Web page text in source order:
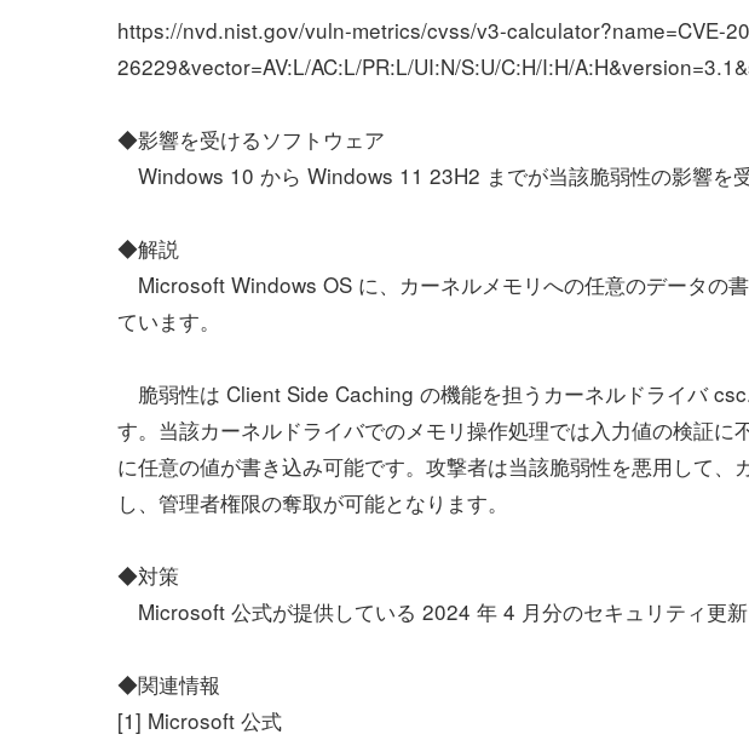
https://nvd.nist.gov/vuln-metrics/cvss/v3-calculator?name=CVE-
26229&vector=AV:L/AC:L/PR:L/UI:N/S:U/C:H/I:H/
◆影響を受けるソフトウェア
Windows 10 から Windows 11 23H2 までが当該脆弱性の影響を
◆解説
Microsoft Windows OS に、カーネルメモリへの任意のデータの
ています。
脆弱性は Client Side Caching の機能を担うカーネルドライバ
す。当該カーネルドライバでのメモリ操作処理では入力値の検証に
に任意の値が書き込み可能です。攻撃者は当該脆弱性を悪用して、
し、管理者権限の奪取が可能となります。
◆対策
Microsoft 公式が提供している 2024 年 4 月分のセキュリティ更新
◆関連情報
[1] Microsoft 公式